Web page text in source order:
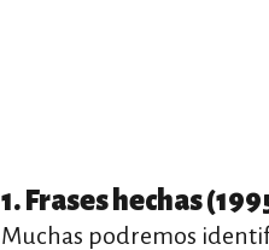
1. Frases hechas
Muchas podremos